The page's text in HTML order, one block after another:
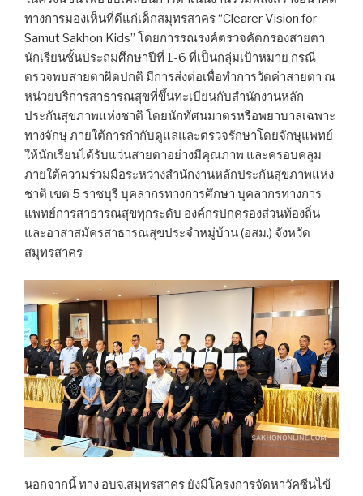
ทางการมองเห็นที่ดีแก่เด็กสมุทรสาคร “Clearer Vision for
Samut Sakhon Kids” โดยการรณรงค์ตรวจคัดกรองสายตา
นักเรียนชั้นประถมศึกษาปีที่ 1-6 ที่เป็นกลุ่มเป้าหมาย กรณี
ตรวจพบสายตาผิดปกติ มีการส่งต่อเพื่อทำการวัดค่าสายตา ณ
หน่วยบริการสาธารณสุขที่ขึ้นทะเบียนกับสำนักงานหลัก
ประกันสุขภาพแห่งชาติ โดยนักทัศนมาตรหรือพยาบาลเฉพาะ
ทางจักษุ ภายใต้การกำกับดูแลและตรวจรักษาโดยจักษุแพทย์
ให้นักเรียนได้รับแว่นสายตาอย่างมีคุณภาพ และครอบคลุม
ภายใต้ความร่วมมือระหว่างสำนักงานหลักประกันสุขภาพแห่ง
ชาติ เขต 5 ราชบุรี บุคลากรทางการศึกษา บุคลากรทางการ
แพทย์การสาธารณสุขทุกระดับ องค์กรปกครองส่วนท้องถิ่น
และอาสาสมัครสาธารณสุขประจำหมู่บ้าน (อสม.) จังหวัด
สมุทรสาคร
นอกจากนี้ ทาง อบจ.สมุทรสาคร ยังมีโครงการจัดหาวัคซีนไข้